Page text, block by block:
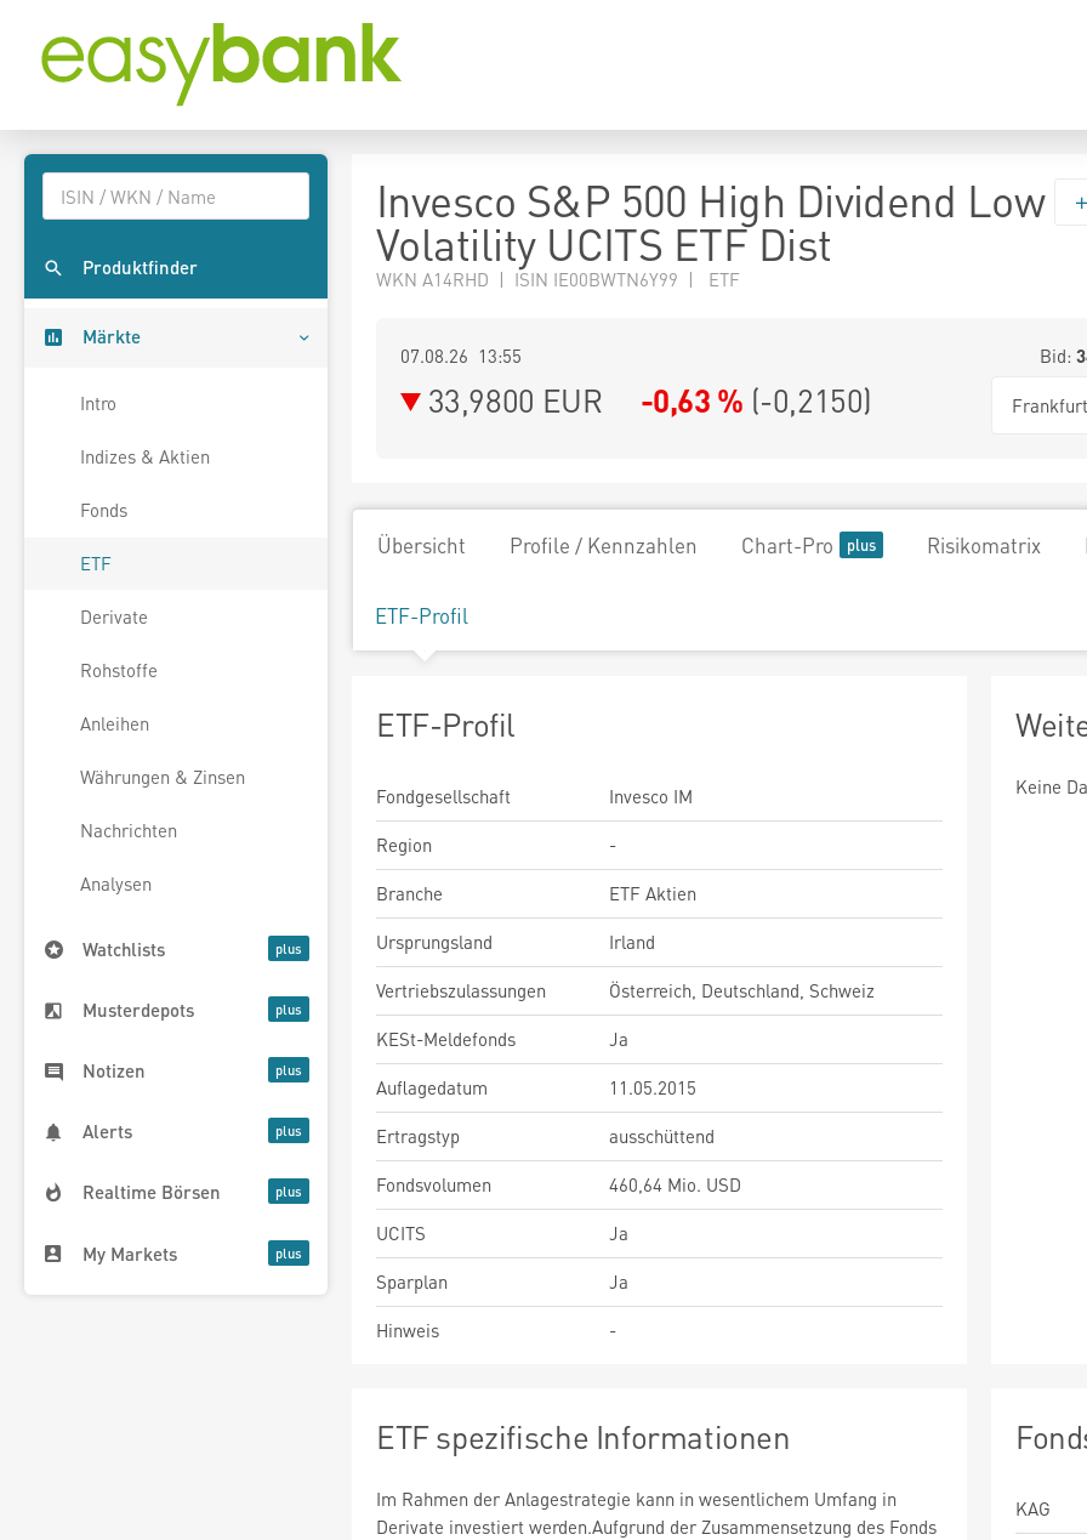
Produktfinder
Märkte
Intro
Indizes & Aktien
Fonds
ETF
Derivate
Rohstoffe
Anleihen
Währungen & Zinsen
Nachrichten
Analysen
Watchlists
Musterdepots
Notizen
Alerts
Realtime Börsen
My Markets
Invesco S&P 500 High Dividend Low
Volatility UCITS ETF Dist
WKN A14RHD | ISIN IE00BWTN6Y99 | ETF
07.08.26 13:55 Bid:
33,9800 EUR -0,63 % (-0,2150) Frankfurt
Übersicht Profile / Kennzahlen Chart-Pro Risikomatrix
ETF-Profil
ETF-Profil
Fondgesellschaft
Invesco IM
Region
-
Branche
ETF Aktien
Ursprungsland
Irland
Vertriebszulassungen
Österreich, Deutschland, Schweiz
KESt-Meldefonds
Ja
Auflagedatum
11.05.2015
Ertragstyp
ausschüttend
Fondsvolumen
460,64 Mio. USD
UCITS
Ja
Sparplan
Ja
Hinweis
-
Keine
ETF spezifische Informationen
Im Rahmen der Anlagestrategie kann in wesentlichem Umfang in
Derivate investiert werden.Aufgrund der Zusammensetzung des Fonds
KAG